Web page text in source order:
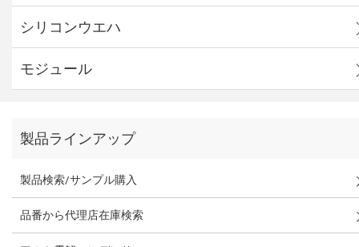
シリコンウエハ
モジュール
製品ラインアップ
製品検索/サンプル購入
品番から代理店在庫検索